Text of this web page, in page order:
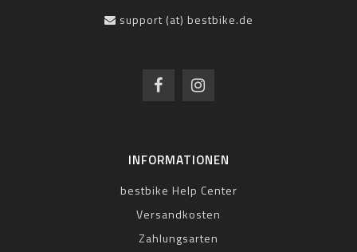
support (at) bestbike.de
INFORMATIONEN
bestbike Help Center
Versandkosten
Zahlungsarten